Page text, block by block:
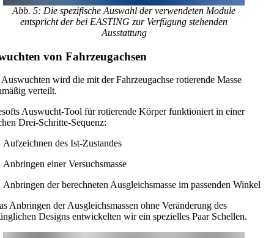
Abb. 5: Die spezifische Auswahl der verwendeten Module
entspricht der bei EASTING zur Verfügung stehenden
Ausstattung
von Fahrzeugachsen
wird die mit der Fahrzeugachse rotierende Masse
verteilt.
Auswucht-Tool für rotierende Körper funktioniert in einer
Drei-Schritte-Sequenz:
Aufzeichnen des Ist-Zustandes
Anbringen einer Versuchsmasse
Anbringen der berechneten Ausgleichsmasse im passenden Winkel
Anbringen der Ausgleichsmassen ohne Veränderung des
Designs entwickelten wir ein spezielles Paar Schellen.